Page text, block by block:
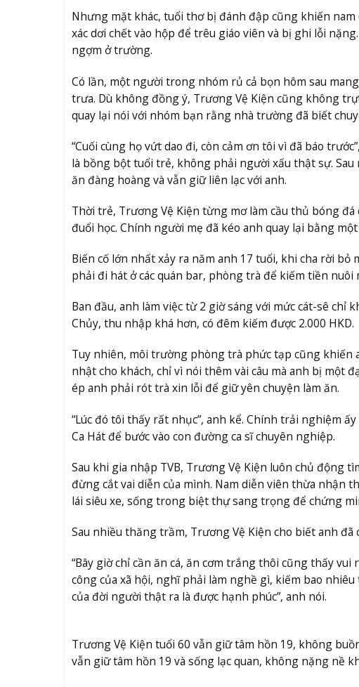
Nhưng mặt khác, tuổi thơ bị đánh đập cũng khiến
xác dơi chết vào hộp để trêu giáo viên và bị ghi lỗi
ngợm ở trường.
Có lần, một người trong nhóm rủ cả bọn hôm sau
trưa. Dù không đồng ý, Trương Vệ Kiện cũng không
quay lại nói với nhóm bạn rằng nhà trường đã biết
“Cuối cùng họ vứt dao đi, còn cảm ơn tôi vì đã báo
là bồng bột tuổi trẻ, không phải người xấu thật sự.
ăn đàng hoàng và vẫn giữ liên lạc với anh.
Thời trẻ, Trương Vệ Kiện từng mơ làm cầu thủ bóng
đuổi học. Chính người mẹ đã kéo anh quay lại bằng
Biến cố lớn nhất xảy ra năm anh 17 tuổi, khi cha rời bỏ
phải đi hát ở các quán bar, phòng trà để kiếm tiền nuôi
Ban đầu, anh làm việc từ 2 giờ sáng với mức cát-sê chỉ
Chủy, thu nhập khá hơn, có đêm kiếm được 2.000 HKD.
Tuy nhiên, môi trường phòng trà phức tạp cũng khiến
nhật cho khách, chỉ vì nói thêm vài câu mà anh bị một
ép anh phải rót trà xin lỗi để giữ yên chuyện làm ăn.
“Lúc đó tôi thấy rất nhục”, anh kể. Chính trải nghiệm
Ca Hát để bước vào con đường ca sĩ chuyên nghiệp.
Sau khi gia nhập TVB, Trương Vệ Kiện luôn chủ động
đừng cắt vai diễn của mình. Nam diễn viên thừa nhận
lái siêu xe, sống trong biệt thự sang trọng để chứng
Sau nhiều thăng trầm, Trương Vệ Kiện cho biết anh đã
“Bây giờ chỉ cần ăn cá, ăn cơm trắng thôi cũng thấy
công của xã hội, nghĩ phải làm nghề gì, kiếm bao
của đời người thật ra là được hạnh phúc”, anh nói.
Trương Vệ Kiện tuổi 60 vẫn giữ tâm hồn 19, không
vẫn giữ tâm hồn 19 và sống lạc quan, không nặng nề